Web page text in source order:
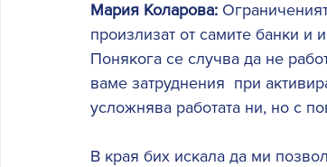
Мария Коларова:
произлизат от самите банки и
Понякога се случва да не
ваме затруднения  при
усложнява работата ни, но с
В края бих искала да ми